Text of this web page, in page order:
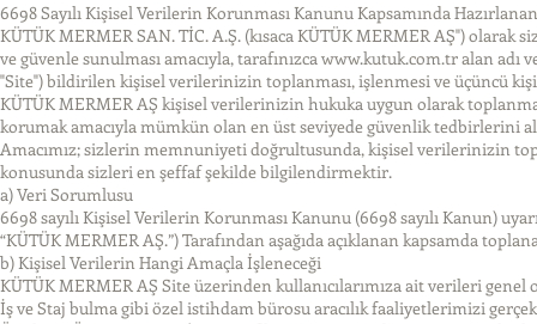
6698 Sayılı Kişisel Verilerin Korunması Kanunu Kapsamında
KÜTÜK MERMER SAN. TİC. A.Ş. (kısaca KÜTÜK MERMER AŞ")
ve güvenle sunulması amacıyla, tarafınızcawww.kutuk.com.tralan adı
"Site") bildirilen kişisel verilerinizin toplanması, işlenmesi ve üçüncü
KÜTÜK MERMER AŞ kişisel verilerinizin hukuka uygun olarak
korumak amacıyla mümkün olan en üst seviyede güvenlik tedbirlerini
Amacımız; sizlerin memnuniyeti doğrultusunda, kişisel verilerinizin
konusunda sizleri en şeffaf şekilde bilgilendirmektir.
a) Veri Sorumlusu
6698 sayılı Kişisel Verilerin Korunması Kanunu (6698 sayılı Kanun)
“KÜTÜK MERMER AŞ.”) Tarafından aşağıda açıklanan kapsamda
b) Kişisel Verilerin Hangi Amaçla İşleneceği
KÜTÜK MERMER AŞ Site üzerinden kullanıcılarımıza ait verileri
İş ve Staj bulma gibi özel istihdam bürosu aracılık faaliyetlerimizi